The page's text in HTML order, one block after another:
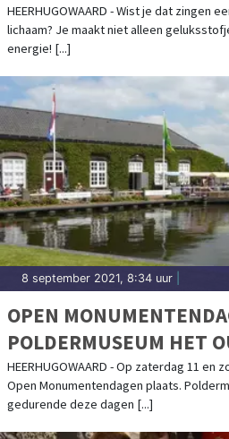
HEERHUGOWAARD - Wist je dat zingen
lichaam? Je maakt niet alleen
energie! [...]
8 september 2021, 8:34 uur
OPEN
POLDERMUSEUM HET
HEERHUGOWAARD
HEERHUGOWAARD - Op zaterdag 11
Open Monumentendagen plaats.
gedurende deze dagen [...]